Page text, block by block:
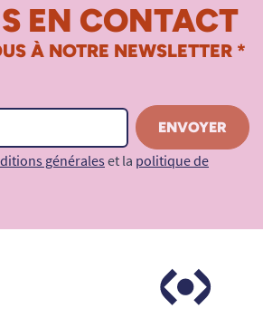
EN CONTACT
À NOTRE NEWSLETTER *
généraleset la politique de